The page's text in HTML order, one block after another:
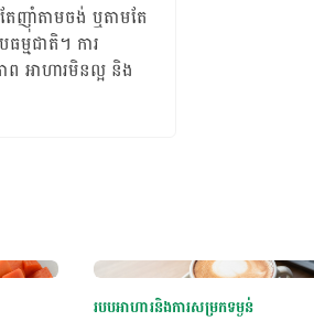
ែញ៉ាំ​តាម​ចង់ ឬ​តាម​តែ​
ម្មជាតិ។ ការ
ព អាហារ​មិន​ល្អ និង​
របបអាហារនិងការសម្រកទម្ងន់